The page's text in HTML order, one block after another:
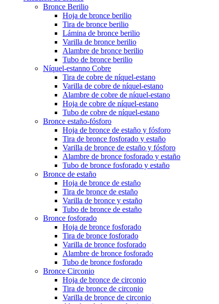
Bronce Berilio
Hoja de bronce berilio
Tira de bronce berilio
Lámina de bronce berilio
Varilla de bronce berilio
Alambre de bronce berilio
Tubo de bronce berilio
Níquel-estanno Cobre
Tira de cobre de níquel-estano
Varilla de cobre de níquel-estano
Alambre de cobre de níquel-estano
Hoja de cobre de níquel-estano
Tubo de cobre de níquel-estano
Bronce estaño-fósforo
Hoja de bronce de estaño y fósforo
Tira de bronce fosforado y estaño
Varilla de bronce de estaño y fósforo
Alambre de bronce fosforado y estaño
Tubo de bronce fosforado y estaño
Bronce de estaño
Hoja de bronce de estaño
Tira de bronce de estaño
Varilla de bronce y estaño
Tubo de bronce de estaño
Bronce fosforado
Hoja de bronce fosforado
Tira de bronce fosforado
Varilla de bronce fosforado
Alambre de bronce fosforado
Tubo de bronce fosforado
Bronce Circonio
Hoja de bronce de circonio
Tira de bronce de circonio
Varilla de bronce de circonio